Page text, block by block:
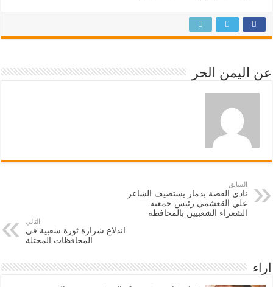
عن اليمن الحر
السابق
نادي القصة بذمار يستضيف الشاعر
علي القعشمي رئيس جمعية
الشعراء الشعبيين بالمحافظة
التالي
اندلاع شرارة ثورة شعبية في
المحافظات المحتلة
اراء